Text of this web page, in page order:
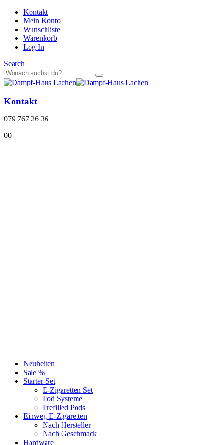
Kontakt
Mein Konto
Wunschliste
Warenkorb
Log In
Search
Kontakt
079 767 26 36
00
Neuheiten
Sale %
Starter-Set
E-Zigaretten Set
Pod Systeme
Prefilled Pods
Einweg E-Zigaretten
Nach Hersteller
Nach Geschmack
Hardware